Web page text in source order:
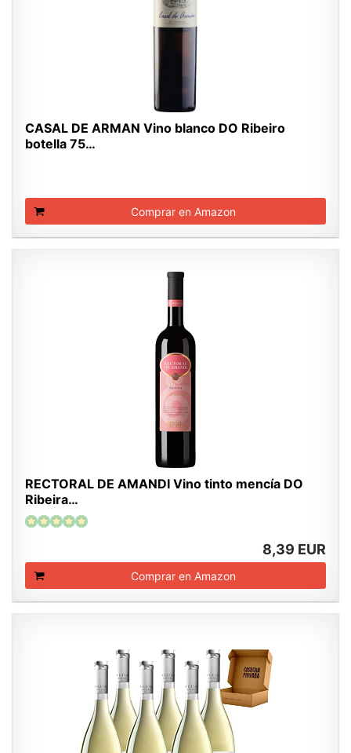
CASAL DE ARMAN Vino blanco DO Ribeiro
botella 75…
Comprar en Amazon
RECTORAL DE AMANDI Vino tinto mencía DO
Ribeira…
8,39 EUR
Comprar en Amazon